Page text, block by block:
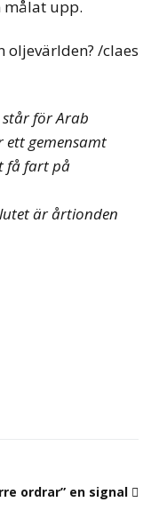
målat upp.
oljevärlden? /claes
står för Arab
ett gemensamt
få fart på
är årtionden
ordrar” en signal